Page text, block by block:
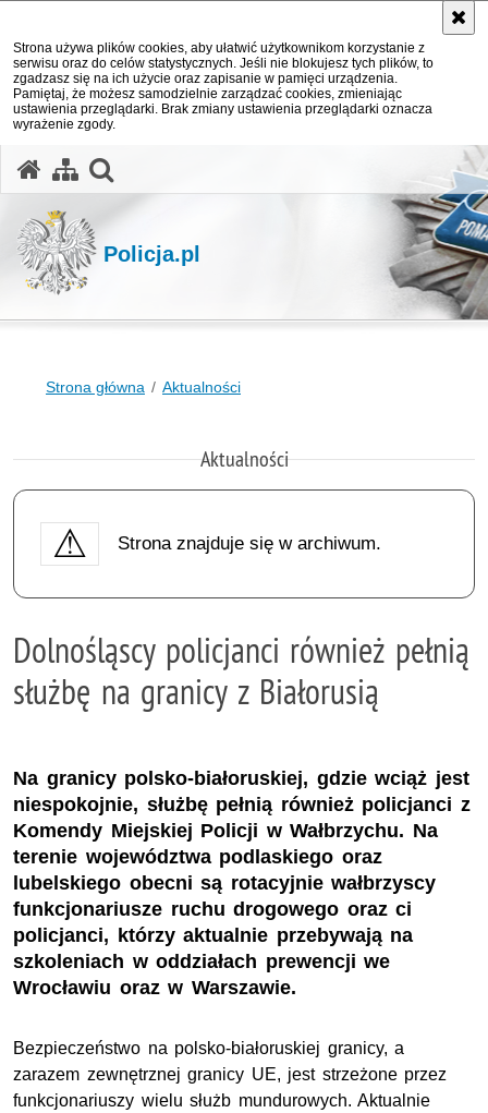
Strona używa plików cookies, aby ułatwić użytkownikom korzystanie z
serwisu oraz do celów statystycznych. Jeśli nie blokujesz tych plików, to
zgadzasz się na ich użycie oraz zapisanie w pamięci urządzenia.
Pamiętaj, że możesz samodzielnie zarządzać cookies, zmieniając
ustawienia przeglądarki. Brak zmiany ustawienia przeglądarki oznacza
wyrażenie zgody.
Policja.pl
Strona główna Aktualności
Aktualności
Strona znajduje się w archiwum.
Dolnośląscy policjanci również pełnią
służbę na granicy z Białorusią
Na granicy polsko-białoruskiej, gdzie wciąż jest
niespokojnie, służbę pełnią również policjanci z
Komendy Miejskiej Policji w Wałbrzychu. Na
terenie województwa podlaskiego oraz
lubelskiego obecni są rotacyjnie wałbrzyscy
funkcjonariusze ruchu drogowego oraz ci
policjanci, którzy aktualnie przebywają na
szkoleniach w oddziałach prewencji we
Wrocławiu oraz w Warszawie.
Bezpieczeństwo na polsko-białoruskiej granicy, a
zarazem zewnętrznej granicy UE, jest strzeżone przez
funkcjonariuszy wielu służb mundurowych. Aktualnie